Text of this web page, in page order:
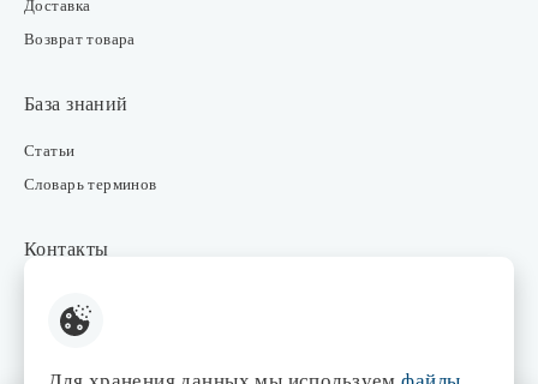
Доставка
Возврат товара
База знаний
Статьи
Словарь терминов
Контакты
Интернет-магазин